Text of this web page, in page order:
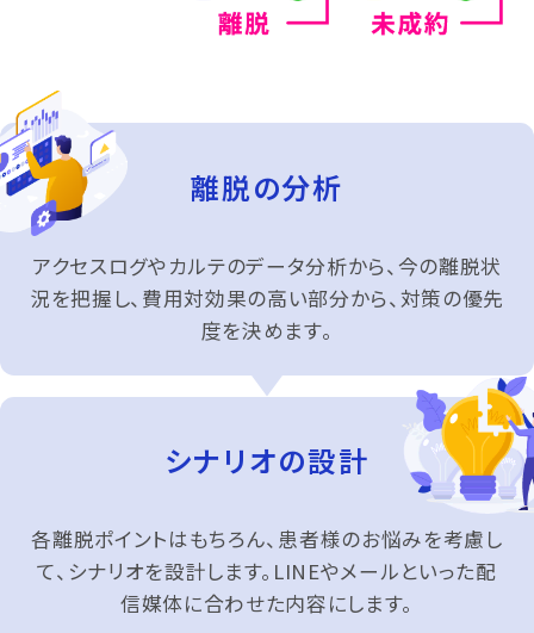
離脱の分析
アクセスログやカルテのデータ分析から、今の離脱状
況を把握し、費用対効果の高い部分から、対策の優先
度を決めます。
シナリオの設計
各離脱ポイントはもちろん、患者様のお悩みを考慮し
て、シナリオを設計します。LINEやメールといった配
信媒体に合わせた内容にします。